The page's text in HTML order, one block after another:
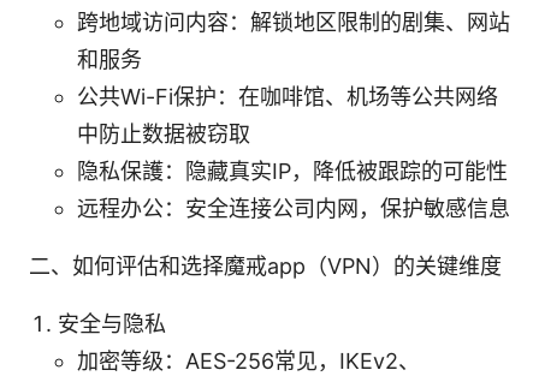
跨地域访问内容：解锁地区限制的剧集、网站
和服务
公共Wi-Fi保护：在咖啡馆、机场等公共网络
中防止数据被窃取
隐私保護：隐藏真实IP，降低被跟踪的可能性
远程办公：安全连接公司内网，保护敏感信息
二、如何评估和选择魔戒app（VPN）的关键维度
安全与隐私
加密等级：AES-256常见，IKEv2、